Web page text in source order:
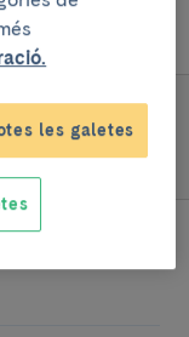
les galetes